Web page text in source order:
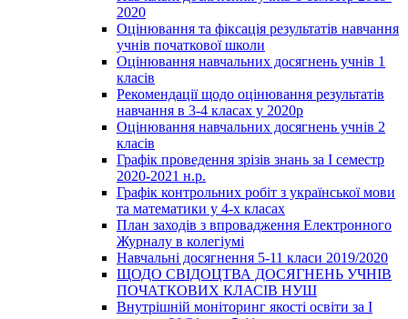
2020
Оцінювання та фіксація результатів навчання
учнів початкової школи
Оцінювання навчальних досягнень учнів 1
класів
Рекомендації щодо оцінювання результатів
навчання в 3-4 класах у 2020р
Оцінювання навчальних досягнень учнів 2
класів
Графік проведення зрізів знань за І семестр
2020-2021 н.р.
Графік контрольних робіт з української мови
та математики у 4-х класах
План заходів з впровадження Електронного
Журналу в колегіумі
Навчальні досягнення 5-11 класи 2019/2020
ЩОДО СВІДОЦТВА ДОСЯГНЕНЬ УЧНІВ
ПОЧАТКОВИХ КЛАСІВ НУШ
Внутрішній моніторинг якості освіти за І